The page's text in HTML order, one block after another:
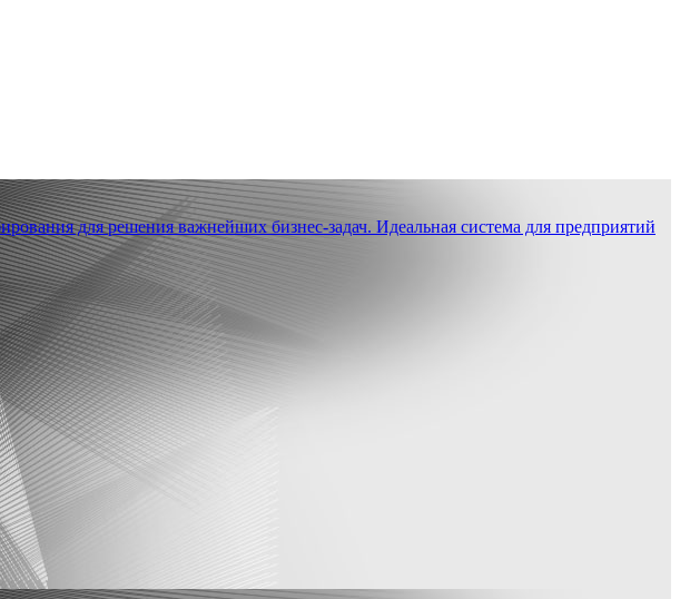
для решения важнейших бизнес-задач. Идеальная система для предприятий